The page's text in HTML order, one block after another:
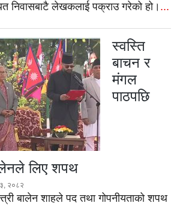
निवासबाटै लेखकलाई पक्राउ गरेको हो। ...
स्वस्ति
बाचन र
मंगल
पाठपछि
लिए शपथ
२०८२
बालेन शाहले पद तथा गोपनीयताको शपथ